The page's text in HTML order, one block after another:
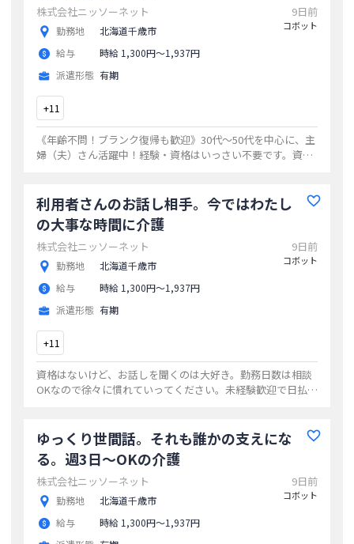
株式会社ニッソーネット
勤務地
北海道千歳市
給与
時給 1,300円〜1,937円
派遣形態 有期
9日前
コボット
+11
《年齢不問！ブランク復帰も歓迎》30代～50代を中心に、主
婦（夫）さん活躍中！経験・資格はいっさい不要です。資格
利用者さんのお話し相手。今ではわたし
の大事な時間に介護
株式会社ニッソーネット
勤務地
北海道千歳市
給与
時給 1,300円〜1,937円
派遣形態 有期
9日前
コボット
+11
資格はないけど、お話しを聞くのは大好き。勤務日数は相談
OKなので徐々に慣れていってください。未経験歓迎で日払い
ゆっくり世間話。それも誰かの支えにな
る。週3日～OKの介護
株式会社ニッソーネット
勤務地
北海道千歳市
給与
時給 1,300円〜1,937円
9日前
コボット